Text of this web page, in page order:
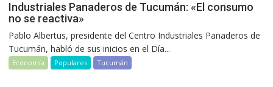
Industriales Panaderos de Tucumán: «El consumo
no se reactiva»
Pablo Albertus, presidente del Centro Industriales Panaderos de
Tucumán, habló de sus inicios en el Día...
Economía Populares Tucumán